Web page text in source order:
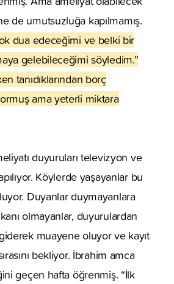
de umutsuzluğa kapılmamış.
dua edeceğimi ve belki bir
gelebileceğimi söyledim.”
tanıdıklarından borç
ama yeterli miktara
duyuruları televizyon ve
Köylerde yaşayanlar bu
Duyanlar duymayanlara
olmayanlar, duyurulardan
muayene oluyor ve kayıt
bekliyor. İbrahim amca
geçen hafta öğrenmiş. “İlk